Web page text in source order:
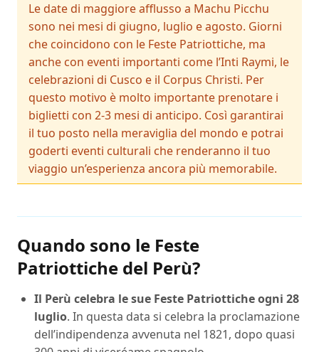
Le date di maggiore afflusso a Machu Picchu
sono nei mesi di giugno, luglio e agosto. Giorni
che coincidono con le Feste Patriottiche, ma
anche con eventi importanti come l’Inti Raymi, le
celebrazioni di Cusco e il Corpus Christi. Per
questo motivo è molto importante prenotare i
biglietti con 2-3 mesi di anticipo. Così garantirai
il tuo posto nella meraviglia del mondo e potrai
goderti eventi culturali che renderanno il tuo
viaggio un’esperienza ancora più memorabile.
Quando sono le Feste
Patriottiche del Perù?
Il Perù celebra le sue Feste Patriottiche ogni 28
luglio. In questa data si celebra la proclamazione
dell’indipendenza avvenuta nel 1821, dopo quasi